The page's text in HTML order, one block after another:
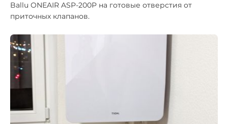
Ballu ONEAIR ASP-200P на готовые отверстия от
приточных клапанов.